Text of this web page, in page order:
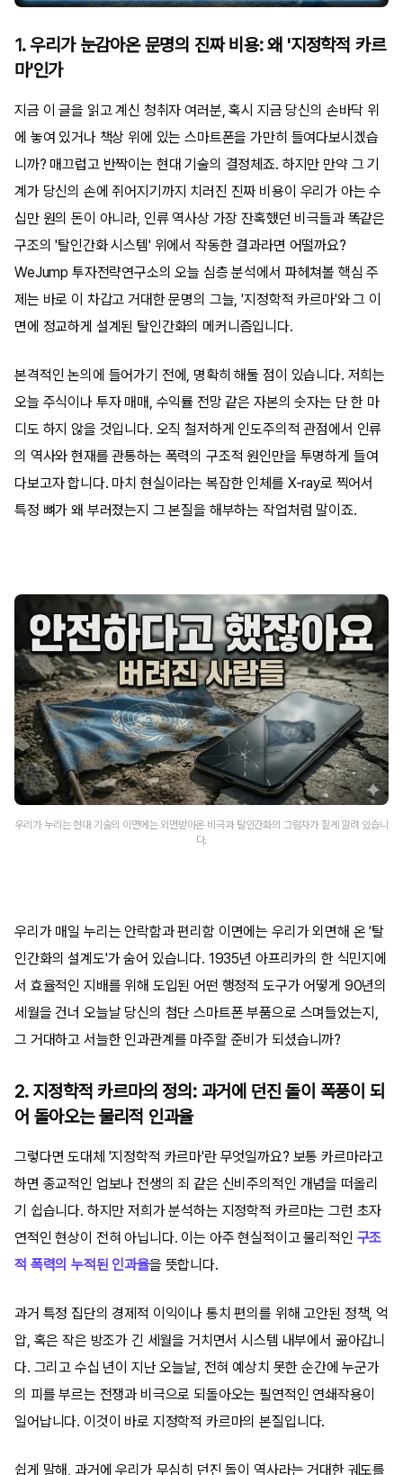
1. 우리가 눈감아온 문명의 진짜 비용: 왜 '지정학적 카르
마'인가
지금 이 글을 읽고 계신 청취자 여러분, 혹시 지금 당신의 손바닥 위
에 놓여 있거나 책상 위에 있는 스마트폰을 가만히 들여다보시겠습
니까? 매끄럽고 반짝이는 현대 기술의 결정체죠. 하지만 만약 그 기
계가 당신의 손에 쥐어지기까지 치러진 진짜 비용이 우리가 아는 수
십만 원의 돈이 아니라, 인류 역사상 가장 잔혹했던 비극들과 똑같은
구조의 '탈인간화 시스템' 위에서 작동한 결과라면 어떨까요?
WeJump 투자전략연구소의 오늘 심층 분석에서 파헤쳐볼 핵심 주
제는 바로 이 차갑고 거대한 문명의 그늘, '지정학적 카르마'와 그 이
면에 정교하게 설계된 탈인간화의 메커니즘입니다.
본격적인 논의에 들어가기 전에, 명확히 해둘 점이 있습니다. 저희는
오늘 주식이나 투자 매매, 수익률 전망 같은 자본의 숫자는 단 한 마
디도 하지 않을 것입니다. 오직 철저하게 인도주의적 관점에서 인류
의 역사와 현재를 관통하는 폭력의 구조적 원인만을 투명하게 들여
다보고자 합니다. 마치 현실이라는 복잡한 인체를 X-ray로 찍어서
특정 뼈가 왜 부러졌는지 그 본질을 해부하는 작업처럼 말이죠.
우리가 누리는 현대 기술의 이면에는 외면받아온 비극과 탈인간화의 그림자가 짙게 깔려 있습니
다.
우리가 매일 누리는 안락함과 편리함 이면에는 우리가 외면해 온 '탈
인간화의 설계도'가 숨어 있습니다. 1935년 아프리카의 한 식민지에
서 효율적인 지배를 위해 도입된 어떤 행정적 도구가 어떻게 90년의
세월을 건너 오늘날 당신의 첨단 스마트폰 부품으로 스며들었는지,
그 거대하고 서늘한 인과관계를 마주할 준비가 되셨습니까?
2. 지정학적 카르마의 정의: 과거에 던진 돌이 폭풍이 되
어 돌아오는 물리적 인과율
그렇다면 도대체 '지정학적 카르마'란 무엇일까요? 보통 카르마라고
하면 종교적인 업보나 전생의 죄 같은 신비주의적인 개념을 떠올리
기 쉽습니다. 하지만 저희가 분석하는 지정학적 카르마는 그런 초자
연적인 현상이 전혀 아닙니다. 이는 아주 현실적이고 물리적인 구조
적 폭력의 누적된 인과율을 뜻합니다.
과거 특정 집단의 경제적 이익이나 통치 편의를 위해 고안된 정책, 억
압, 혹은 작은 방조가 긴 세월을 거치면서 시스템 내부에서 곪아갑니
다. 그리고 수십 년이 지난 오늘날, 전혀 예상치 못한 순간에 누군가
의 피를 부르는 전쟁과 비극으로 되돌아오는 필연적인 연쇄작용이
일어납니다. 이것이 바로 지정학적 카르마의 본질입니다.
쉽게 말해, 과거에 우리가 무심히 던진 돌이 역사라는 거대한 궤도를